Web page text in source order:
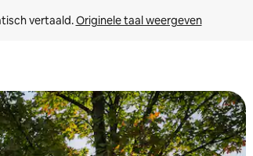
vertaald. Originele taal weergeven